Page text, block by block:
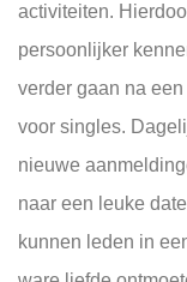
activiteiten.
persoonlijker
verder gaan na
voor singles.
nieuwe
naar een leuke
kunnen leden in